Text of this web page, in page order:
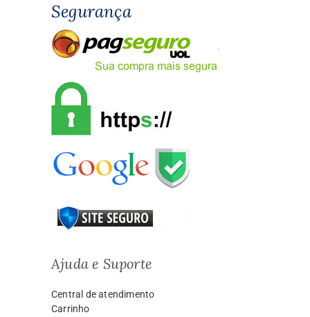
Segurança
Ajuda e Suporte
Central de atendimento
Carrinho